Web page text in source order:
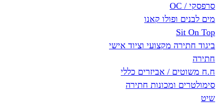
ופולו קאנו
מקצועי וציוד אישי
/ אביזרים כללי
ומכונות חתירה